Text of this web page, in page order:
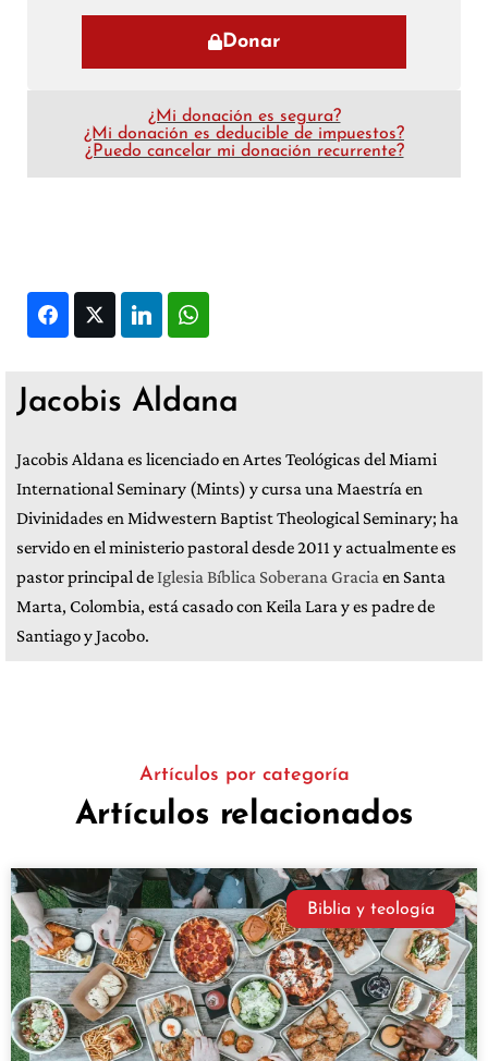
Donar
¿Mi donación es segura?
¿Mi donación es deducible de impuestos?
¿Puedo cancelar mi donación recurrente?
FacebookTwitter LinkedIn
Jacobis Aldana
Jacobis Aldana es licenciado en Artes Teológicas del Miami
International Seminary (Mints) y cursa una Maestría en
Divinidades en Midwestern Baptist Theological Seminary; ha
servido en el ministerio pastoral desde 2011 y actualmente es
pastor principal deIglesia Bíblica Soberana Graciaen Santa
Marta, Colombia, está casado con Keila Lara y es padre de
Santiago y Jacobo.
Artículos por categoría
Artículos relacionados
Biblia y teología